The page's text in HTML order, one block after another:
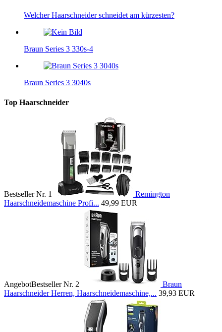
Welcher Haarschneider schneidet am kürzesten?
Braun Series 3 330s-4
Braun Series 3 3040s
Top Haarschneider
Bestseller Nr. 1
Remington
Haarschneidemaschine Profi... 49,99 EUR
AngebotBestseller Nr. 2
Braun
Haarschneider Herren, Haarschneidemaschine,... 39,93 EUR